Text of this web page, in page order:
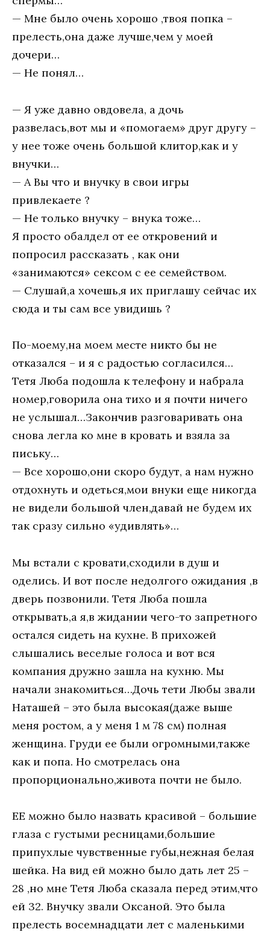
— Мне было очень хорошо ,твоя попка –
прелесть,она даже лучше,чем у моей
дочери…
— Не понял…
— Я уже давно овдовела, а дочь
развелась,вот мы и «помогаем» друг другу –
у нее тоже очень большой клитор,как и у
внучки…
— А Вы что и внучку в свои игры
привлекаете ?
— Не только внучку – внука тоже…
Я просто обалдел от ее откровений и
попросил рассказать , как они
«занимаются» сексом с ее семейством.
— Слушай,а хочешь,я их приглашу сейчас их
сюда и ты сам все увидишь ?
По-моему,на моем месте никто бы не
отказался – и я с радостью согласился…
Тетя Люба подошла к телефону и набрала
номер,говорила она тихо и я почти ничего
не услышал…Закончив разговаривать она
снова легла ко мне в кровать и взяла за
письку…
— Все хорошо,они скоро будут, а нам нужно
отдохнуть и одеться,мои внуки еще никогда
не видели большой член,давай не будем их
так сразу сильно «удивлять»…
Мы встали с кровати,сходили в душ и
оделись. И вот после недолгого ожидания ,в
дверь позвонили. Тетя Люба пошла
открывать,а я,в жидании чего-то запретного
остался сидеть на кухне. В прихожей
слышались веселые голоса и вот вся
компания дружно зашла на кухню. Мы
начали знакомиться…Дочь тети Любы звали
Наташей – это была высокая(даже выше
меня ростом, а у меня 1 м 78 см) полная
женщина. Груди ее были огромными,также
как и попа. Но смотрелась она
пропорционально,живота почти не было.
ЕЕ можно было назвать красивой – большие
глаза с густыми ресницами,большие
припухлые чувственные губы,нежная белая
шейка. На вид ей можно было дать лет 25 –
28 ,но мне Тетя Люба сказала перед этим,что
ей 32. Внучку звали Оксаной. Это была
прелесть восемнадцати лет с маленькими